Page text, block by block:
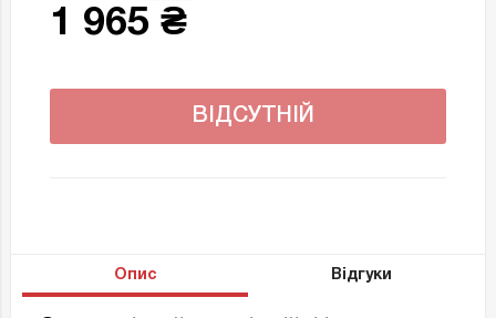
1 965 ₴
ВІДСУТНІЙ
Опис Відгуки